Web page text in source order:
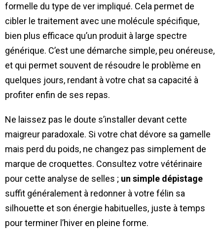
formelle du type de ver impliqué. Cela permet de
cibler le traitement avec une molécule spécifique,
bien plus efficace qu’un produit à large spectre
générique. C’est une démarche simple, peu onéreuse,
et qui permet souvent de résoudre le problème en
quelques jours, rendant à votre chat sa capacité à
profiter enfin de ses repas.
Ne laissez pas le doute s’installer devant cette
maigreur paradoxale. Si votre chat dévore sa gamelle
mais perd du poids, ne changez pas simplement de
marque de croquettes. Consultez votre vétérinaire
pour cette analyse de selles ; un simple dépistage
suffit généralement à redonner à votre félin sa
silhouette et son énergie habituelles, juste à temps
pour terminer l’hiver en pleine forme.